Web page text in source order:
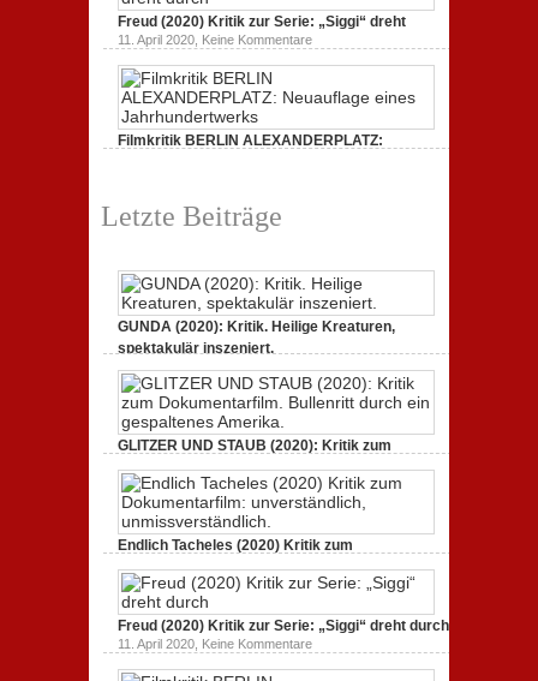
durch
ein
Amerika.
Tacheles
(2020)
Kritik
zum
Dokumentarfilm:
unmissverständlich.
Freud (2020) Kritik zur Serie: „Siggi“ dreht
11. April 2020, Keine Kommentarezu
Freud
(2020)
zur
dreht
durch
Filmkritik BERLIN ALEXANDERPLATZ:
Letzte Beiträge
GUNDA (2020): Kritik. Heilige Kreaturen,
spektakulär inszeniert.
GUNDA
(2020):
Kritik.
Kreaturen,
spektakulär
GLITZER UND STAUB (2020): Kritik zum
Dokumentarfilm. Bullenritt durch ein
gespaltenes Amerika.
3. Oktober 2020,Keine Kommentarezu
UND
STAUB
Kritik
zum
Bullenritt
durch
ein
Endlich Tacheles (2020) Kritik zum
Dokumentarfilm: unverständlich,
unmissverständlich.
19. Mai 2020,Keine Kommentare
Endlich
Tacheles
(2020)
Freud (2020) Kritik zur Serie: „Siggi“ dreht durch
11. April 2020, Keine Kommentarezu
Freud
(2020)